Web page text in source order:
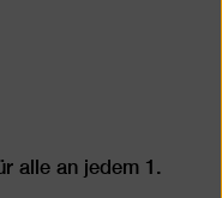
alle an jedem 1.